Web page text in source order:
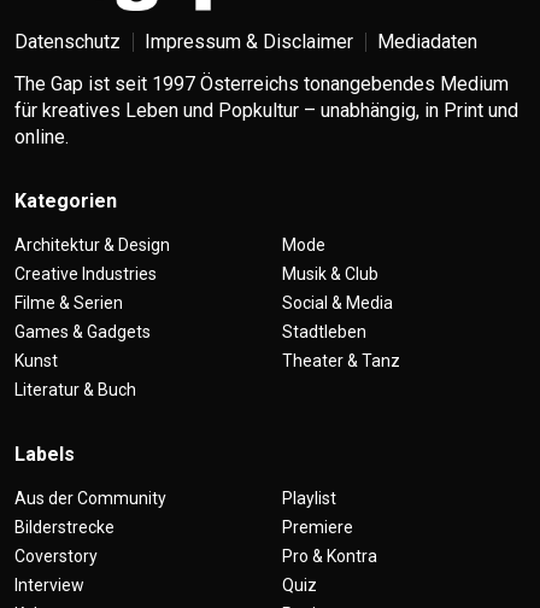
Datenschutz Impressum & Disclaimer
Mediadaten
The Gap ist seit 1997 Österreichs tonangebendes Medium
für kreatives Leben und Popkultur – unabhängig, in Print und
online.
Kategorien
Architektur & Design
Creative Industries
Filme & Serien
Games & Gadgets
Kunst
Literatur & Buch
Mode
Musik & Club
Social & Media
Stadtleben
Theater & Tanz
Labels
Aus der Community
Bilderstrecke
Coverstory
Interview
Playlist
Premiere
Pro & Kontra
Quiz